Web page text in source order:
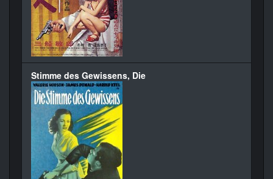
Stimme des Gewissens, Die